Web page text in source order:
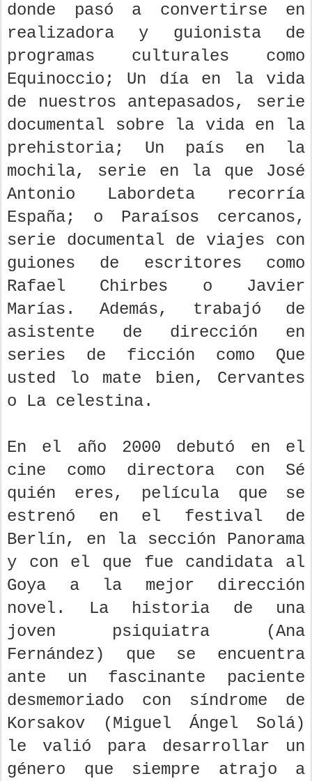
donde pasó a convertirse en
realizadora y guionista de
programas culturales como
Equinoccio; Un día en la vida
de nuestros antepasados, serie
documental sobre la vida en la
prehistoria; Un país en la
mochila, serie en la que José
Antonio Labordeta recorría
España; o Paraísos cercanos,
serie documental de viajes con
guiones de escritores como
Rafael Chirbes o Javier
Marías. Además, trabajó de
asistente de dirección en
series de ficción como Que
usted lo mate bien, Cervantes
o La celestina.
En el año 2000 debutó en el
cine como directora con Sé
quién eres, película que se
estrenó en el festival de
Berlín, en la sección Panorama
y con el que fue candidata al
Goya a la mejor dirección
novel. La historia de una
joven psiquiatra (Ana
Fernández) que se encuentra
ante un fascinante paciente
desmemoriado con síndrome de
Korsakov (Miguel Ángel Solá)
le valió para desarrollar un
género que siempre atrajo a